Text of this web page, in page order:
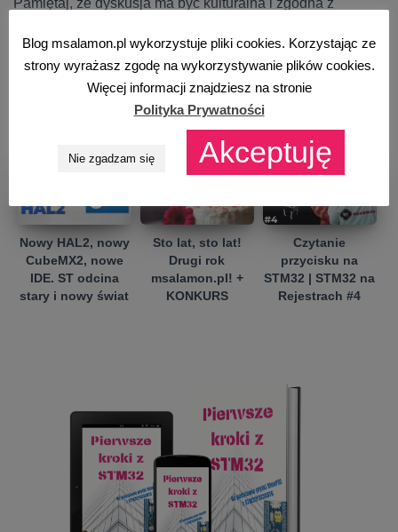
5/5 - (4 votes)
Podobne artykuły
Nowy HAL2, nowy
CubeMX2, nowe
IDE. ST odcina
stary i nowy świat
Sto lat, sto lat!
Drugi rok
msalamon.pl! +
KONKURS
Czytanie
przycisku na
STM32 | STM32 na
Rejestrach #4
Blog msalamon.pl wykorzystuje pliki cookies. Korzystając ze
strony wyrażasz zgodę na wykorzystywanie plików cookies.
Więcej informacji znajdziesz na stronie
Polityka Prywatności
Nie zgadzam się Akceptuję